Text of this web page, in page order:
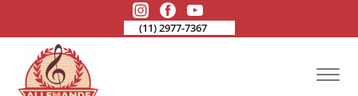
(11) 2977-7367